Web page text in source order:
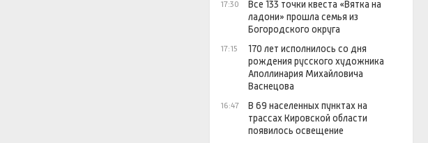
17:30
Все 133 точки квеста «Вятка на
ладони» прошла семья из
Богородского округа
17:15
170 лет исполнилось со дня
рождения русского художника
Аполлинария Михайловича
Васнецова
16:47
В 69 населенных пунктах на
трассах Кировской области
появилось освещение